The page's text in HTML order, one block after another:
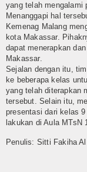
Perpustakaan
Survey Kepuasan
E-Komite
Lab-IPA
Perangkat PBM
yang telah mengalami
Menanggapi hal
Kemenag Malang
kota Makassar.
dapat menerapkan
Makassar.
Sejalan dengan itu,
ke beberapa kelas
yang telah diterapkan
tersebut. Selain itu,
presentasi dari kelas
lakukan di Aula MTsN
Penulis: Sitti Fakiha